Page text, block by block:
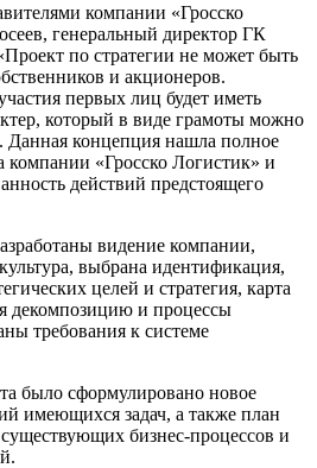
компании «Гросско
генеральный директор ГК
по стратегии не может быть
и акционеров.
первых лиц будет иметь
который в виде грамоты можно
Данная концепция нашла полное
компании «Гросско Логистик» и
действий предстоящего
видение компании,
выбрана идентификация,
целей и стратегия, карта
декомпозицию и процессы
требования к системе
было сформулировано новое
имеющихся задач, а также план
бизнес-процессов и